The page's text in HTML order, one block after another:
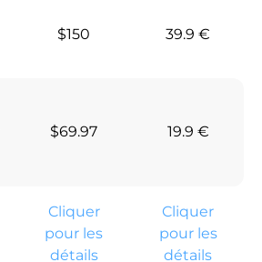
$150 39.9 €
$69.97 19.9 €
Cliquer
pour les
détails
Cliquer
pour les
détails